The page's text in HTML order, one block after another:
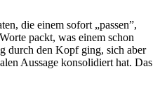
die einem sofort „passen”,
packt, was einem schon
durch den Kopf ging, sich aber
Aussage konsolidiert hat. Das